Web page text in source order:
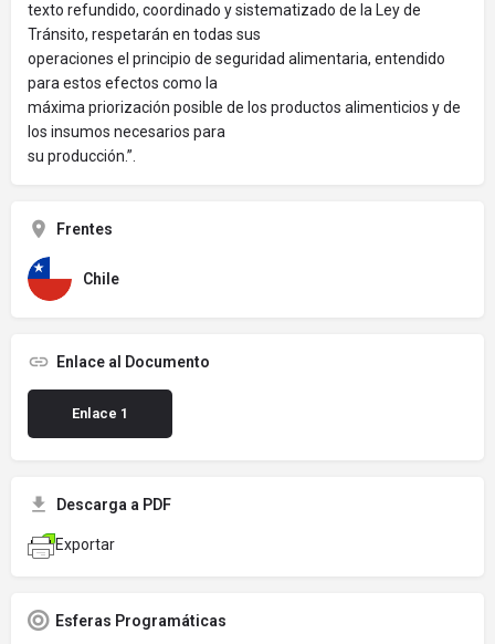
texto refundido, coordinado y sistematizado de la Ley de
Tránsito, respetarán en todas sus
operaciones el principio de seguridad alimentaria, entendido
para estos efectos como la
máxima priorización posible de los productos alimenticios y de
los insumos necesarios para
su producción.”.
Frentes
Chile
Enlace al Documento
Enlace 1
Descarga a PDF
Exportar
Esferas Programáticas